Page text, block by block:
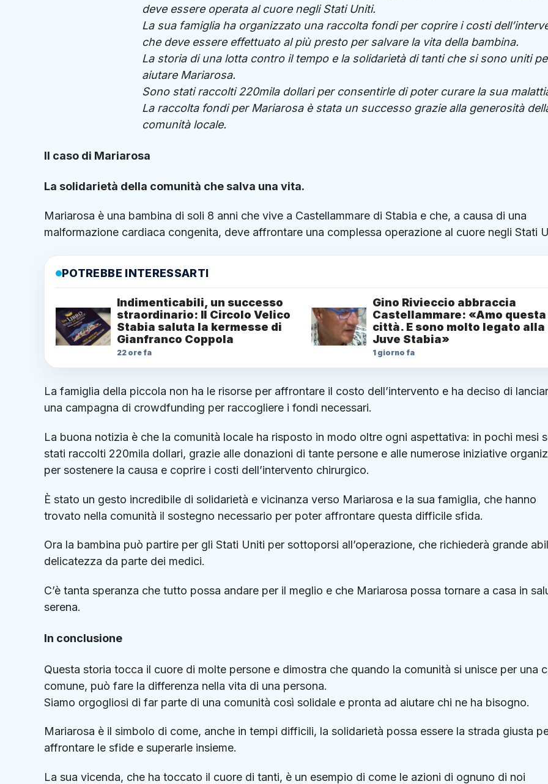
deve essere operata al cuore negli Stati Uniti.
La sua famiglia ha organizzato una raccolta fondi per coprire i costi
che deve essere effettuato al più presto per salvare la vita della bambina.
La storia di una lotta contro il tempo e la solidarietà di tanti che si sono uniti
aiutare Mariarosa.
Sono stati raccolti 220mila dollari per consentirle di poter curare la sua
La raccolta fondi per Mariarosa è stata un successo grazie alla generosità
comunità locale.
Il caso di Mariarosa
La solidarietà della comunità che salva una vita.
Mariarosa è una bambina di soli 8 anni che vive a Castellammare di Stabia e che, a causa di una
malformazione cardiaca congenita, deve affrontare una complessa operazione al cuore negli Stati
POTREBBE INTERESSARTI
Indimenticabili, un successo
straordinario: Il Circolo Velico
Stabia saluta la kermesse di
Gianfranco Coppola
22 ore fa
Gino Rivieccio abbraccia
Castellammare: «Amo questa
città. E sono molto legato alla
Juve Stabia»
1 giorno fa
La famiglia della piccola non ha le risorse per affrontare il costo dell’intervento e ha deciso di
una campagna di crowdfunding per raccogliere i fondi necessari.
La buona notizia è che la comunità locale ha risposto in modo oltre ogni aspettativa: in pochi mesi
stati raccolti 220mila dollari, grazie alle donazioni di tante persone e alle numerose iniziative
per sostenere la causa e coprire i costi dell’intervento chirurgico.
È stato un gesto incredibile di solidarietà e vicinanza verso Mariarosa e la sua famiglia, che hanno
trovato nella comunità il sostegno necessario per poter affrontare questa difficile sfida.
Ora la bambina può partire per gli Stati Uniti per sottoporsi all’operazione, che richiederà grande
delicatezza da parte dei medici.
C’è tanta speranza che tutto possa andare per il meglio e che Mariarosa possa tornare a casa in
serena.
In conclusione
Questa storia tocca il cuore di molte persone e dimostra che quando la comunità si unisce per una
comune, può fare la differenza nella vita di una persona.
Siamo orgogliosi di far parte di una comunità così solidale e pronta ad aiutare chi ne ha bisogno.
Mariarosa è il simbolo di come, anche in tempi difficili, la solidarietà possa essere la strada giusta
affrontare le sfide e superarle insieme.
La sua vicenda, che ha toccato il cuore di tanti, è un esempio di come le azioni di ognuno di noi